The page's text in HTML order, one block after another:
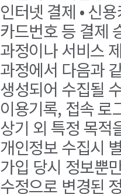
인터넷 결제 • 신
카드번호 등 결제
과정이나 서비스
과정에서 다음과
생성되어 수집될
이용기록, 접속 로
상기 외 특정 목적
개인정보 수집시
가입 당시 정보뿐
수정으로 변경된